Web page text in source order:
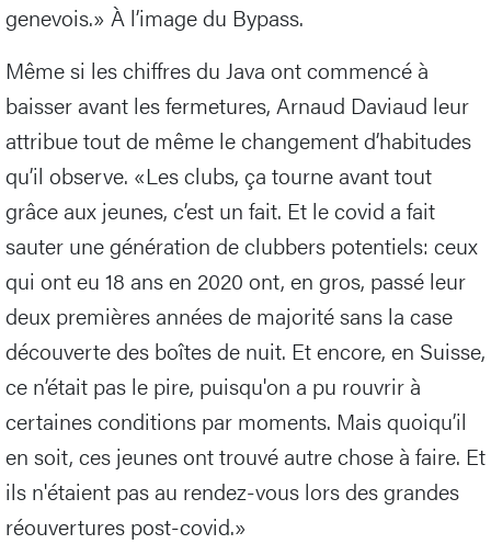
genevois.» À l’image du Bypass.
Même si les chiffres du Java ont commencé à
baisser avant les fermetures, Arnaud Daviaud leur
attribue tout de même le changement d’habitudes
qu’il observe. «Les clubs, ça tourne avant tout
grâce aux jeunes, c’est un fait. Et le covid a fait
sauter une génération de clubbers potentiels: ceux
qui ont eu 18 ans en 2020 ont, en gros, passé leur
deux premières années de majorité sans la case
découverte des boîtes de nuit. Et encore, en Suisse,
ce n’était pas le pire, puisqu'on a pu rouvrir à
certaines conditions par moments. Mais quoiqu’il
en soit, ces jeunes ont trouvé autre chose à faire. Et
ils n'étaient pas au rendez-vous lors des grandes
réouvertures post-covid.»